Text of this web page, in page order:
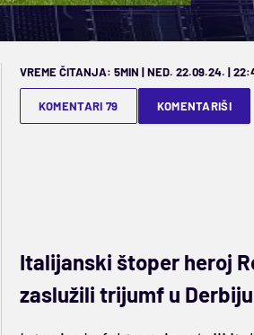
VREME ČITANJA: 5MIN | NED. 22.09.24. |
KOMENTARI 79 KOMENTARIŠI
Italijanski štoper heroj
zaslužili trijumf u